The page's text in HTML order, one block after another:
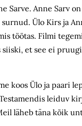
Sarve. Anne Sarv
Ülo Kirs ja
töötas. Filmi
et see ei
koos Ülo ja paari
leiduv
läheb täna kõik